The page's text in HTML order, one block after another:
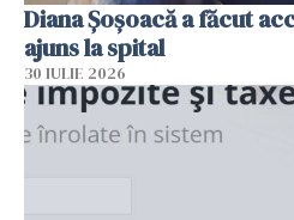
Diana Șoșoacă a făcut
ajuns la spital
30 IULIE 2026